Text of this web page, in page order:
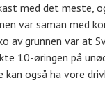
med det meste,
var saman
av grunnen var at
10-øringen på
også ha vore